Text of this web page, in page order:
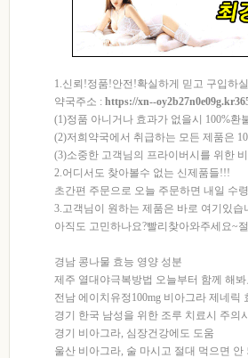
1.신뢰!정품!안전!확실하게 믿고 구입하
약국주소 : https://xn--
(1)정품 아니거나 효과가 없을시 100%환
(2)저희약국에서 취급하는 모든 제품은
(3)소중한 고객님의 프라이버시를 위한
2.어디서도 찾아볼수 없는 신제품들!!!
초간편 주문으로 오늘 주문하면 내일 수
3.고객님이 원하는 제품은 바로 여기있습
아직도 고민하나요?빨리찾아와주세요~
경남 콩나물 효능 영양 성분
제주 열대야극복방법 오늘부터 함께 해봐
전남 에이치유정100mg 비아그라 제네릭
경기 한국 남성을 위한 조루 치료시 주의
경기 비아그라, 심장건강에도 도움
울산 비아그라, 술 마시고 절대 먹으면 안